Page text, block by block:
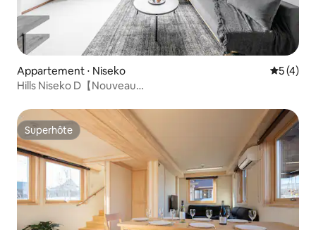
Appartement ⋅ Niseko
5 (4)
Hills Niseko D【Nouveau
Superhôte
Superhôte